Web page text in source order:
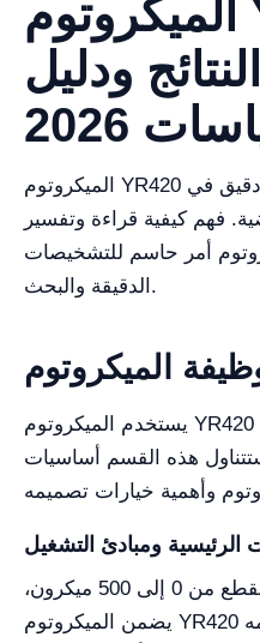
الميكروتوم YR420:
ودليل
2026
الميكروتوم YR420 هو جهاز متطور مصمم لقص دقيق في
فهم كيفية قراءة وتفسير
أمر حاسم للتشخيصات
الدقيقة والبحث.
يستخدم الميكروتوم YR420 تقنية توجيه متقدمة لتحقيق
هذه القسم أساسيات
الرئيسية ومبادئ التشغيل
مزود بمدى ضبط سمك القطع من 0 إلى 500 ميكرون،
يضمن الميكروتوم YR420 تنوعًا في إعداد العينات. تصميمه